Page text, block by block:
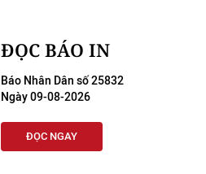
ĐỌC BÁO IN
Báo Nhân Dân số 25832
Ngày 09-08-2026
ĐỌC NGAY